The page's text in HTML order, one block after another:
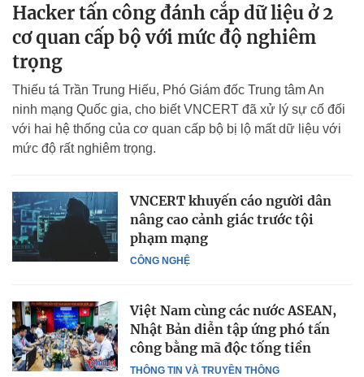
Hacker tấn công đánh cắp dữ liệu ở 2
cơ quan cấp bộ với mức độ nghiêm
trọng
Thiếu tá Trần Trung Hiếu, Phó Giám đốc Trung tâm An
ninh mạng Quốc gia, cho biết VNCERT đã xử lý sự cố đối
với hai hệ thống của cơ quan cấp bộ bị lộ mất dữ liệu với
mức độ rất nghiêm trọng.
CÔNG NGHỆ
VNCERT khuyến cáo người dân
nâng cao cảnh giác trước tội
phạm mạng
THÔNG TIN VÀ TRUYỀN THÔNG
Việt Nam cùng các nước ASEAN,
Nhật Bản diễn tập ứng phó tấn
công bằng mã độc tống tiền